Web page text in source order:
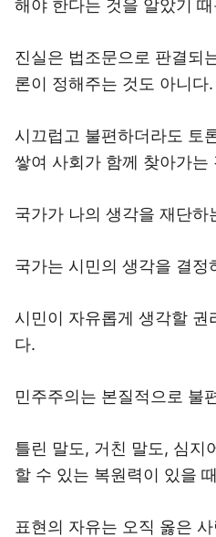
해야 한다는 것을 알았기
진실은 법조문으로 판결되
론이 정해주는 것도 아니다.
시끄럽고 불편하더라도 토
쌓여 사회가 함께 찾아가는
국가가 나의 생각을 재단
국가는 시민의 생각을 결정
시민이 자유롭게 생각할
다.
민주주의는 본질적으로 불
틀린 말도, 거친 말도, 심지
할 수 있는 복원력이 있을
표현의 자유는 오직 옳은